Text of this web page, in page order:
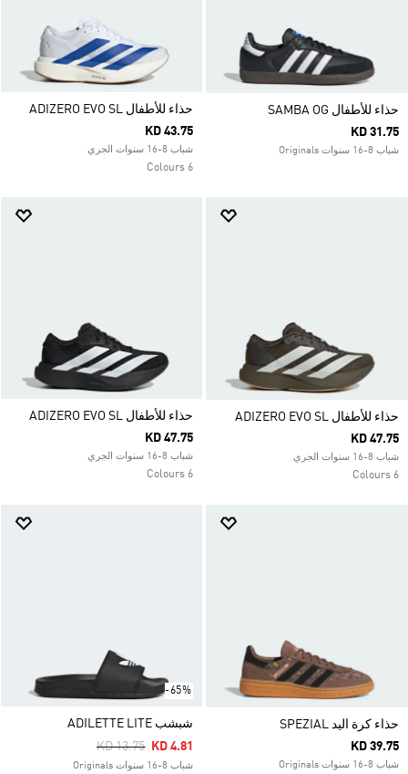
حذاء للأطفال SAMBA OG
KD 31.75
شباب 8-16 سنوات Originals
حذاء للأطفال ADIZERO EVO SL
KD 43.75
شباب 8-16 سنوات الجري
6 Colours
حذاء للأطفال ADIZERO EVO SL
KD 47.75
شباب 8-16 سنوات الجري
6 Colours
حذاء للأطفال ADIZERO EVO SL
KD 47.75
شباب 8-16 سنوات الجري
6 Colours
حذاء كرة اليد SPEZIAL
KD 39.75
شباب 8-16 سنوات Originals
-65%
شبشب ADILETTE LITE
Price Reduced From
KD 13.75ToKD 4.81
شباب 8-16 سنوات Originals